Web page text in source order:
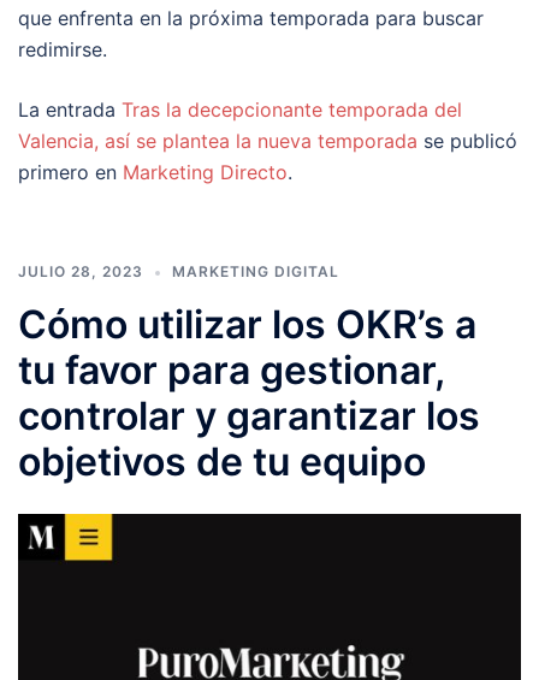
que enfrenta en la próxima temporada para buscar
redimirse.
La entrada Tras la decepcionante temporada del
Valencia, así se plantea la nueva temporada se publicó
primero en Marketing Directo.
JULIO 28, 2023 MARKETING DIGITAL
Cómo utilizar los OKR’s a
tu favor para gestionar,
controlar y garantizar los
objetivos de tu equipo